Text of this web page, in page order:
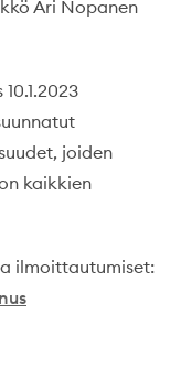
Ari Nopanen
joiden
kaikkien
ilmoittautumiset: